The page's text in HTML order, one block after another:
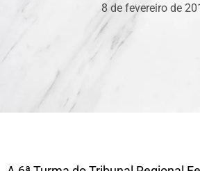
8 de fevereiro de